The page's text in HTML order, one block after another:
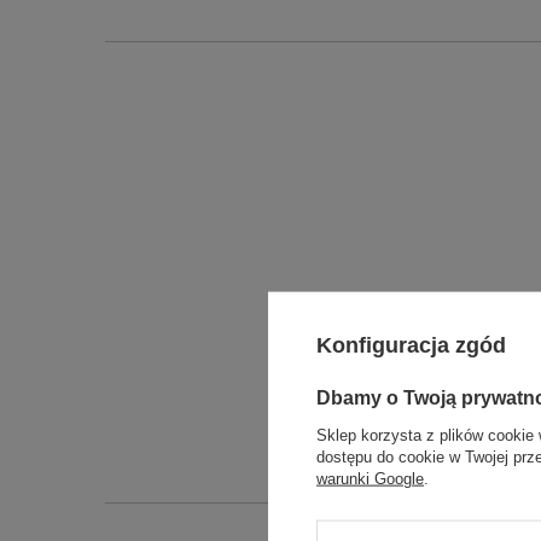
Konfiguracja zgód
Dbamy o Twoją
Sklep korzysta z plików cookie
dostępu do cookie w Twojej
warunki Google